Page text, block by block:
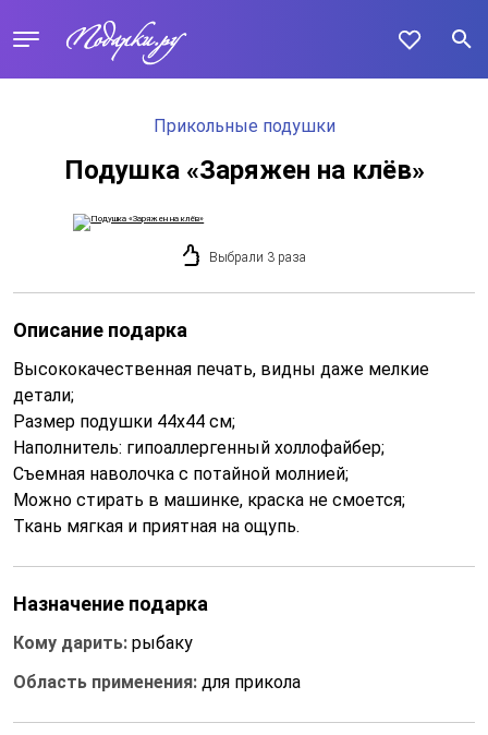
Прикольные подушки
Подушка «Заряжен на клёв»
Выбрали 3 раза
Описание подарка
Высококачественная печать, видны даже мелкие
детали;
Размер подушки 44x44 см;
Наполнитель: гипоаллергенный холлофайбер;
Съемная наволочка с потайной молнией;
Можно стирать в машинке, краска не смоется;
Ткань мягкая и приятная на ощупь.
Назначение подарка
Кому дарить: рыбаку
Область применения: для прикола